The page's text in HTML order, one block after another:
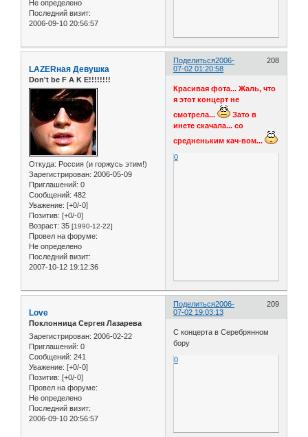
Не определено
Последний визит:
2006-09-10 20:56:57
Поделиться 208
2006-
07-02 01:20:58
LAZERная Девушка
Don't be F A K E!!!!!!!!
Откуда: Россия (и горжусь этим!)
Зарегистрирован: 2006-05-09
Приглашений: 0
Сообщений: 482
Уважение: [+0/-0]
Позитив: [+0/-0]
Возраст: 35 [1990-12-22]
Провел на форуме:
Не определено
Последний визит:
2007-10-12 19:12:36
Красивая фота... Жаль, что
я этот концерт не
смотрела...
Зато в
инете скачала... со
средненьким кач-вом...
0
Поделиться 209
2006-
07-02 19:03:13
Love
Поклонница Сергея Лазарева
Зарегистрирован: 2006-02-22
Приглашений: 0
Сообщений: 241
Уважение: [+0/-0]
Позитив: [+0/-0]
Провел на форуме:
Не определено
Последний визит:
2006-09-10 20:56:57
С концерта в Серебрянном
бору
0